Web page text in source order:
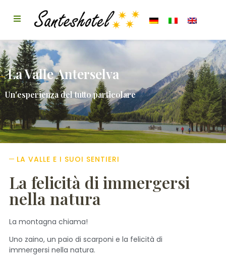
La Valle Anterselva
Un'esperienza del tutto particolare
LA VALLE E I SUOI SENTIERI
La felicità di immergersi
nella natura
La montagna chiama!
Uno zaino, un paio di scarponi e la felicità di
immergersi nella natura.